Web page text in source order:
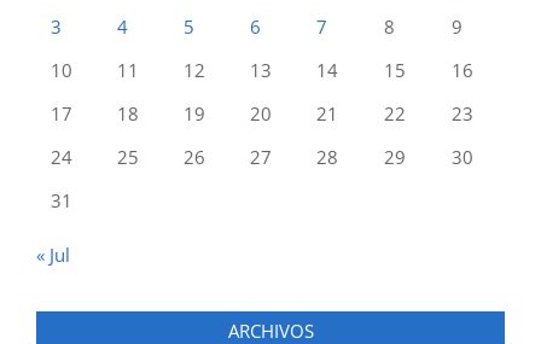
3
4 5 6 7 8
9
10
11 12 13 14 15
16
17
18 19 20 21 22
23
24
25 26 27 28 29
30
31
« Jul
ARCHIVOS